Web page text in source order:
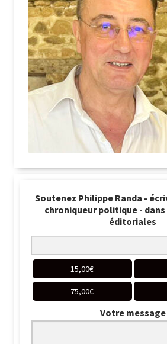
Soutenez Philippe Randa -
chroniqueur politique -
éditoriales
15,00€
75,00€
Votre message